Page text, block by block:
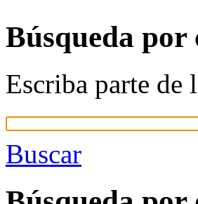
Búsqueda por
Escriba parte de
Buscar